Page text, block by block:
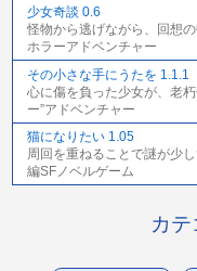
少女奇談 0.6
怪物から逃げながら、回想
ホラーアドベンチャー
その小さな手にうたを 1.1.1
心に傷を負った少女が、老
ー”アドベンチャー
猫になりたい 1.05
周回を重ねることで謎が少
編SFノベルゲーム
カ